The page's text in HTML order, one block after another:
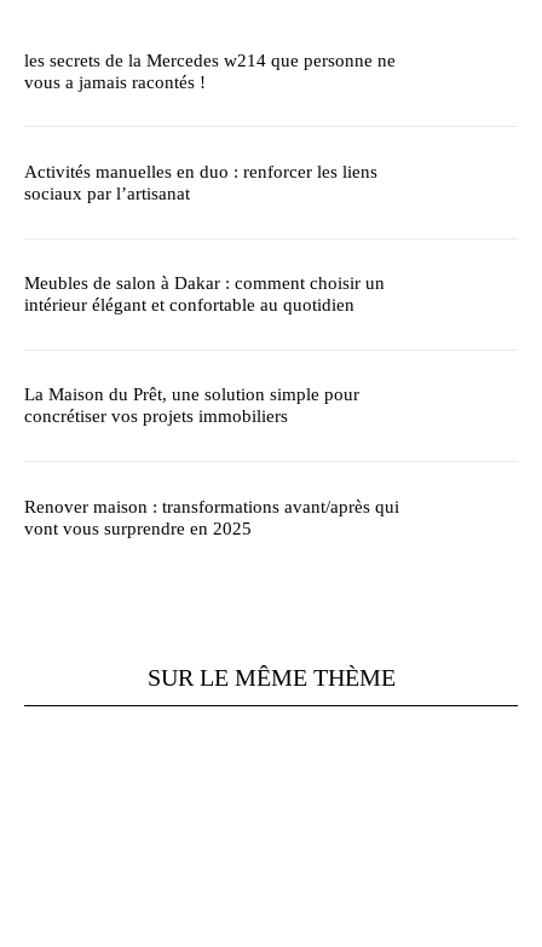
les secrets de la Mercedes w214 que personne ne
vous a jamais racontés !
Activités manuelles en duo : renforcer les liens
sociaux par l’artisanat
Meubles de salon à Dakar : comment choisir un
intérieur élégant et confortable au quotidien
La Maison du Prêt, une solution simple pour
concrétiser vos projets immobiliers
Renover maison : transformations avant/après qui
vont vous surprendre en 2025
SUR LE MÊME THÈME